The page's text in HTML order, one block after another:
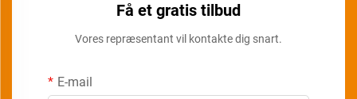
Få et gratis tilbud
Vores repræsentant vil kontakte dig snart.
E-mail